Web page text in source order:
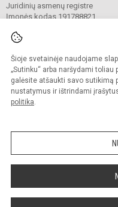
Šioje svetainėje naudojame
„Sutinku“ arba naršydami
galėsite atšaukti savo sutikimą
nustatymus ir ištrindami
politika.
Juridinių asmenų registre
Įmonės kodas 191788821
© 2022. Gargždų
Kopijuoti turinį be raštiško
Prieinamumo
Sumanus būdas atnaujinti